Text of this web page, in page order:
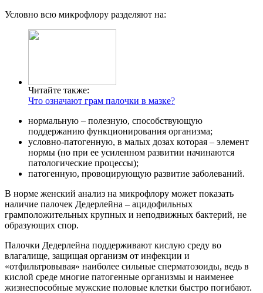
Условно всю микрофлору разделяют на:
Читайте также:
Что означают грам палочки в мазке?
нормальную – полезную, способствующую
поддержанию функционирования организма;
условно-патогенную, в малых дозах которая – элемент
нормы (но при ее усиленном развитии начинаются
патологические процессы);
патогенную, провоцирующую развитие заболеваний.
В норме женский анализ на микрофлору может показать
наличие палочек Дедерлейна – ацидофильных
грамположительных крупных и неподвижных бактерий, не
образующих спор.
Палочки Дедерлейна поддерживают кислую среду во
влагалище, защищая организм от инфекции и
«отфильтровывая» наиболее сильные сперматозоиды, ведь в
кислой среде многие патогенные организмы и наименее
жизнеспособные мужские половые клетки быстро погибают.